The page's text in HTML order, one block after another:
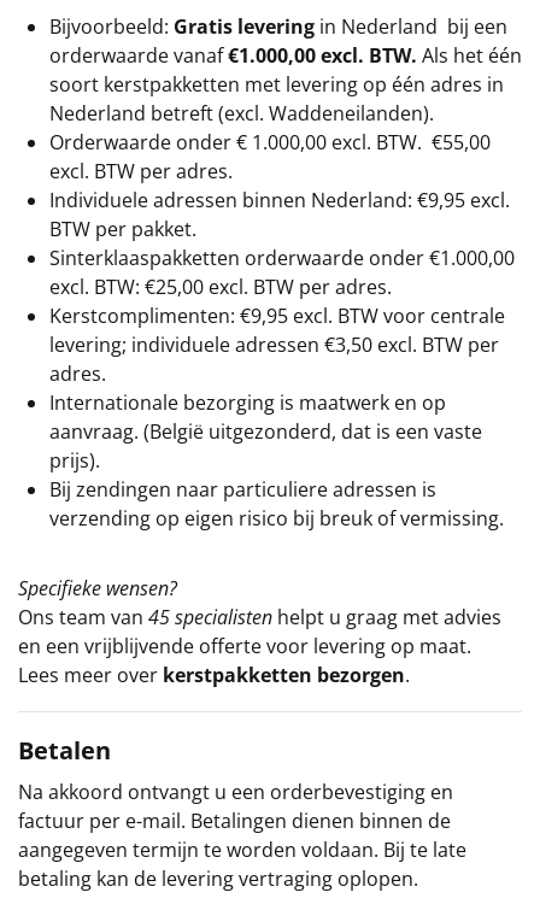
Bijvoorbeeld: Gratis levering in Nederland bij een
orderwaarde vanaf€1.000,00 excl. BTW. Als het één
soort kerstpakketten met levering op één adres in
Nederland betreft (excl. Waddeneilanden).
Orderwaarde onder € 1.000,00 excl. BTW. €55,00
excl. BTW per adres.
Individuele adressen binnen Nederland: €9,95 excl.
BTW per pakket.
Sinterklaaspakketten orderwaarde onder €1.000,00
excl. BTW: €25,00 excl. BTW per adres.
Kerstcomplimenten: €9,95 excl. BTW voor centrale
levering; individuele adressen €3,50 excl. BTW per
adres.
Internationale bezorging is maatwerk en op
aanvraag. (België uitgezonderd, dat is een vaste
prijs).
Bij zendingen naar particuliere adressen is
verzending op eigen risico bij breuk of vermissing.
Specifieke wensen?
Ons team van 45 specialisten helpt u graag met advies
en een vrijblijvende offerte voor levering op maat.
Lees meer over kerstpakketten bezorgen.
Betalen
Na akkoord ontvangt u een orderbevestiging en
factuur per e-mail. Betalingen dienen binnen de
aangegeven termijn te worden voldaan. Bij te late
betaling kan de levering vertraging oplopen.